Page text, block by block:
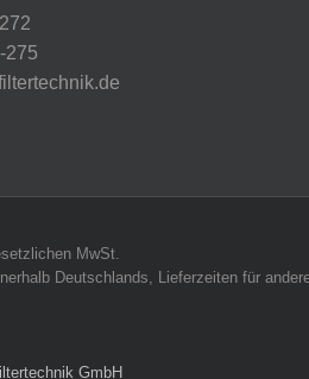
275
MwSt.
Deutschlands, Lieferzeiten für
GmbH